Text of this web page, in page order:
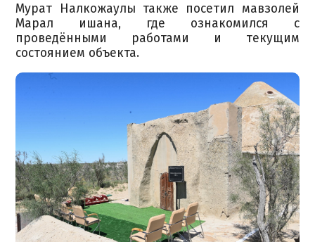
Мурат Налкожаулы также посетил мавзолей
Марал ишана, где ознакомился с
проведёнными работами и текущим
состоянием объекта.